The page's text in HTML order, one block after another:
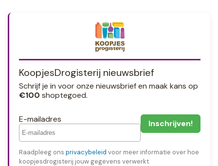
KoopjesDrogisterij nieuwsbrief
Schrijf je in voor onze nieuwsbrief en maak kans op
€100 shoptegoed.
E-mailadres
Raadpleeg ons privacybeleid voor meer informatie over hoe
koopjesdrogisterij jouw gegevens verwerkt.